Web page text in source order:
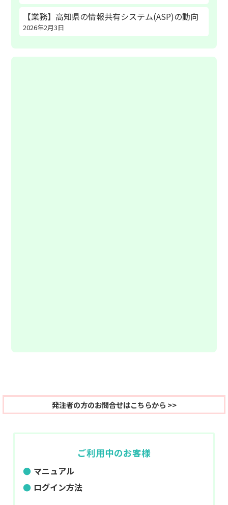
【業務】高知県の情報共有システム(ASP)の動向
2026年2月3日
発注者の方のお問合せはこちらから >>
ご利用中のお客様
マニュアル
ログイン方法